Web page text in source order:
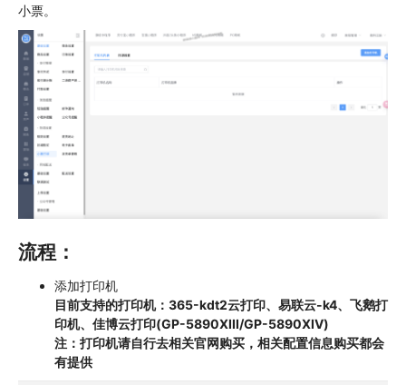
小票。
流程：
添加打印机
目前支持的打印机：365-kdt2云打印、易联云-k4、飞鹅打
印机、佳博云打印(GP-5890XIII/GP-5890XIV)
注：打印机请自行去相关官网购买，相关配置信息购买都会
有提供